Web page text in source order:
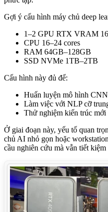
Gợi ý cấu hình máy chủ deep
1–2 GPU RTX VRAM
CPU 16–24 cores
RAM 64GB–128GB
SSD NVMe 1TB–2TB
Cấu hình này đủ để:
Huấn luyện mô hình CNN
Làm việc với NLP cỡ
Thử nghiệm kiến trúc mới
Ở giai đoạn này, yếu tố quan
chủ AI nhỏ gọn hoặc
cầu nghiên cứu mà vẫn tiết